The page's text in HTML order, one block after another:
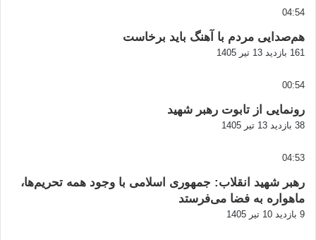
04:54
هم‌صدایی مردم با آهنگ باید برخاست
161 بازدید 13 تیر 1405
00:54
رونمایی از تابوت رهبر شهید
38 بازدید 13 تیر 1405
04:53
رهبر شهید انقلاب: جمهوری اسلامی با وجود همه تحریم‌ها،
ماهواره به فضا می‌فرستد
9 بازدید 10 تیر 1405